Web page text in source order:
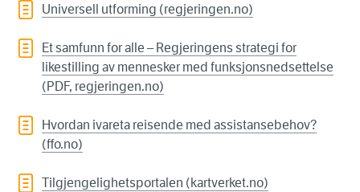
Universell utforming (regjeringen.no)
Et samfunn for alle – Regjeringens strategi for
likestilling av mennesker med funksjonsnedsettelse
(PDF, regjeringen.no)
Hvordan ivareta reisende med assistansebehov?
(ffo.no)
Tilgjengelighetsportalen (kartverket.no)